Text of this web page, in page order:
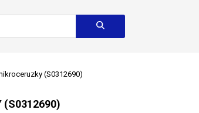
(S0312690)
(S0312690)